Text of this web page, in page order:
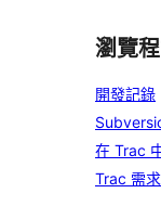
瀏覽
開發記錄
在 Trac
Trac 需求